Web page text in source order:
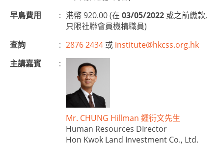
早鳥費用
: 港幣 920.00 (在 03/05/2022 或之前繳款,
只限社聯會員機構職員)
查詢
: 2876 2434 或 institute@hkcss.org.hk
主講嘉賓
:
Mr. CHUNG Hillman 鍾衍文先生
Human Resources DIrector
Hon Kwok Land Investment Co., Ltd.